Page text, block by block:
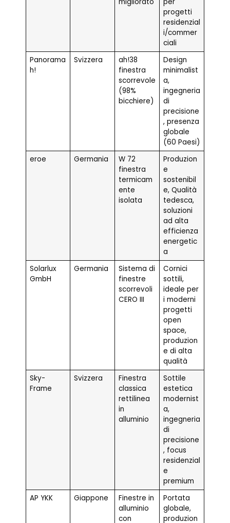
progetti
residenzial
i/commer
ciali
Panorama
h!
Svizzera
ah!38
finestra
scorrevole
(98%
bicchiere)
Design
minimalist
a,
ingegneria
di
precisione
, presenza
globale
(60 Paesi)
eroe
Germania
W 72
finestra
termicam
ente
isolata
Produzion
e
sostenibil
e, Qualità
tedesca,
soluzioni
ad alta
efficienza
energetic
a
Solarlux
GmbH
Germania
Sistema di
finestre
scorrevoli
CERO III
Cornici
sottili,
ideale per
i moderni
progetti
open
space,
produzion
e di alta
qualità
Sky-
Frame
Svizzera
Finestra
classica
rettilinea
in
alluminio
Sottile
estetica
modernist
a,
ingegneria
di
precisione
, focus
residenzial
e
premium
AP YKK
Giappone
Finestre in
alluminio
con
Portata
globale,
produzion